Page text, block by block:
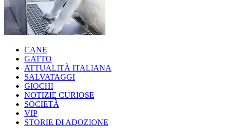
CANE
GATTO
ATTUALITÀ ITALIANA
SALVATAGGI
GIOCHI
NOTIZIE CURIOSE
SOCIETÀ
VIP
STORIE DI ADOZIONE